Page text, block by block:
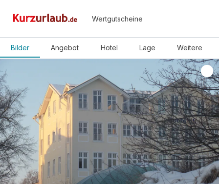
Wertgutscheine
Bilder Angebot Hotel Lage Weitere